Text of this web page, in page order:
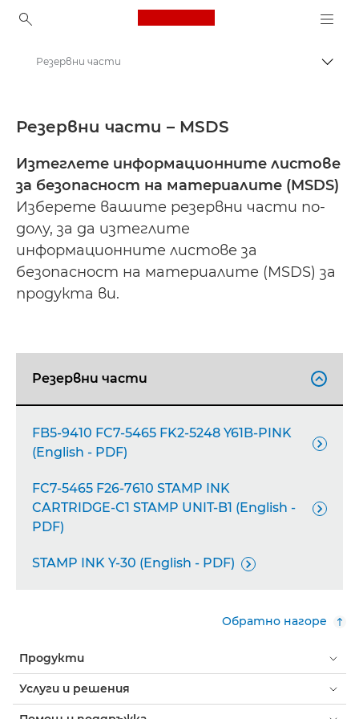
Canon Logo, back to
Информационни листове за безопасност
Резервни части
Резервни части – MSDS
Изтеглете информационните листове
за безопасност на материалите (MSDS)
Изберете вашите резервни части по-
долу, за да изтеглите
информационните листове за
безопасност на материалите (MSDS) за
продукта ви.
Резервни части 
FB5-9410 FC7-5465 FK2-5248 Y61B-PINK
(English - PDF)

FC7-5465 F26-7610 STAMP INK
CARTRIDGE-C1 STAMP UNIT-B1 (English -
PDF)

STAMP INK Y-30 (English - PDF) 
Обратно нагоре
Продукти
Услуги и решения